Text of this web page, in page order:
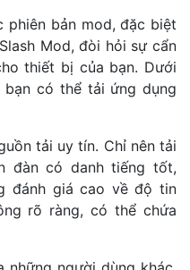
bản mod, đặc biệt
Mod, đòi hỏi sự cẩn
thiết bị của bạn. Dưới
có thể tải ứng dụng
tải uy tín. Chỉ nên tải
đàn có danh tiếng tốt,
đánh giá cao về độ tin
rõ ràng, có thể chứa